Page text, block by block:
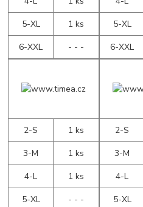
5-XL
1 ks
6-XXL
- - -
5-XL
6-XXL
2-S
1 ks
3-M
1 ks
4-L
1 ks
5-XL
- - -
2-S
3-M
4-L
5-XL